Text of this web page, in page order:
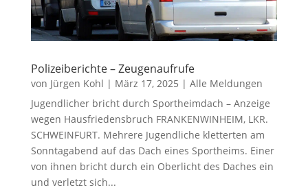
Polizeiberichte – Zeugenaufrufe
von Jürgen Kohl | März 17, 2025 | Alle Meldungen
Jugendlicher bricht durch Sportheimdach – Anzeige
wegen Hausfriedensbruch FRANKENWINHEIM, LKR.
SCHWEINFURT. Mehrere Jugendliche kletterten am
Sonntagabend auf das Dach eines Sportheims. Einer
von ihnen bricht durch ein Oberlicht des Daches ein
und verletzt sich...